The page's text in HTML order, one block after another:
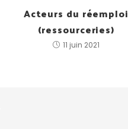
Acteurs du réemploi
(ressourceries)
11 juin 2021